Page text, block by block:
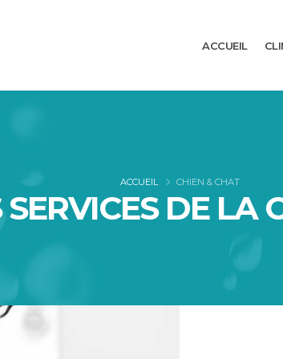
ACCUEIL
SERVICES DE LA
ACCUEIL CHIEN & CHAT